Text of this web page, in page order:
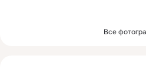
Все